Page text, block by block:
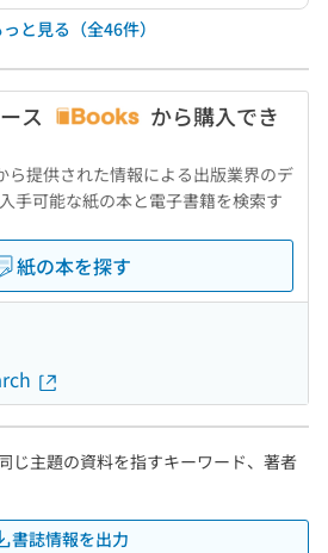
と見る（全46件）
ス
から購入でき
ら提供された情報による出版業界のデ
手可能な紙の本と電子書籍を検索す
紙の本を探す
じ主題の資料を指すキーワード、著者
書誌情報を出力